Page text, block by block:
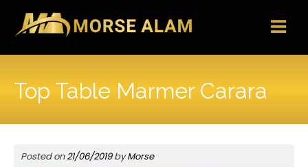
content
Top Table Marmer Carara
Posted on21/06/2019byMorse